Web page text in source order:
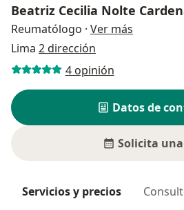
Beatriz Cecilia Nolte
Reumatólogo · Ver más
Lima 2 dirección
4 opinión
Datos de
Solicita
Servicios y precios